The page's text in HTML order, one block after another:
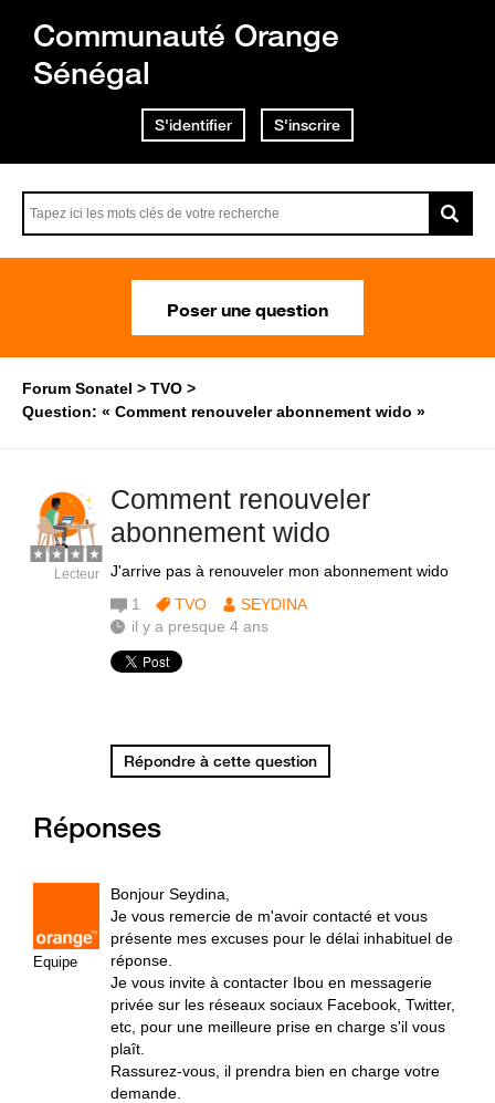
Communauté Orange
Sénégal
S'identifier S'inscrire
Poser une question
Forum Sonatel
TVO
Question: « Comment renouveler abonnement wido »
Comment renouveler
abonnement wido
J'arrive pas à renouveler mon abonnement wido
Lecteur
1 TVO
SEYDINA
il y a presque 4 ans
Répondre à cette question
Réponses
Equipe
Bonjour Seydina,
Je vous remercie de m'avoir contacté et vous
présente mes excuses pour le délai inhabituel de
réponse.
Je vous invite à contacter Ibou en messagerie
privée sur les réseaux sociaux Facebook, Twitter,
etc, pour une meilleure prise en charge s'il vous
plaît.
Rassurez-vous, il prendra bien en charge votre
demande.